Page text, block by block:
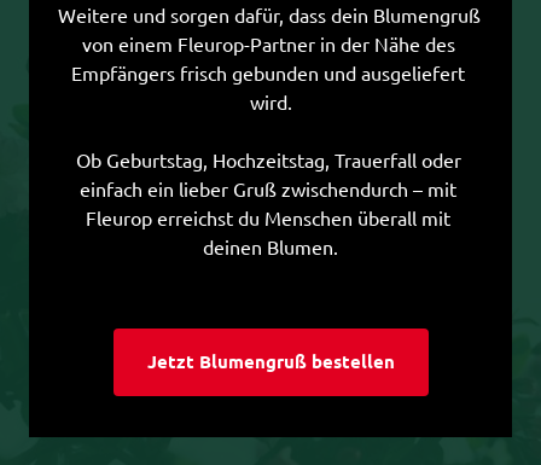
Weitere und sorgen dafür, dass dein Blumengruß
von einem Fleurop-Partner in der Nähe des
Empfängers frisch gebunden und ausgeliefert
wird.
Ob Geburtstag, Hochzeitstag, Trauerfall oder
einfach ein lieber Gruß zwischendurch – mit
Fleurop erreichst du Menschen überall mit
deinen Blumen.
Jetzt Blumengruß bestellen